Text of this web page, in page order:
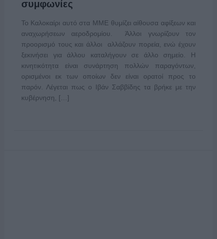
συμφωνίες
Το Καλοκαίρι αυτό στα ΜΜΕ θυμίζει αίθουσα αφίξεων και
αναχωρήσεων αεροδρομίου. Άλλοι γνωρίζουν τον
προορισμό τους και άλλοι αλλάζουν πορεία, ενώ έχουν
ξεκινήσει για άλλου καταλήγουν σε άλλο σημείο. Η
κινητικότητα είναι συνάρτηση πολλών παραγόντων,
ορισμένοι εκ των οποίων δεν είναι ορατοί προς το
παρόν. Λέγεται πως ο Ιβάν Σαββίδης τα βρήκε με την
κυβέρνηση, […]